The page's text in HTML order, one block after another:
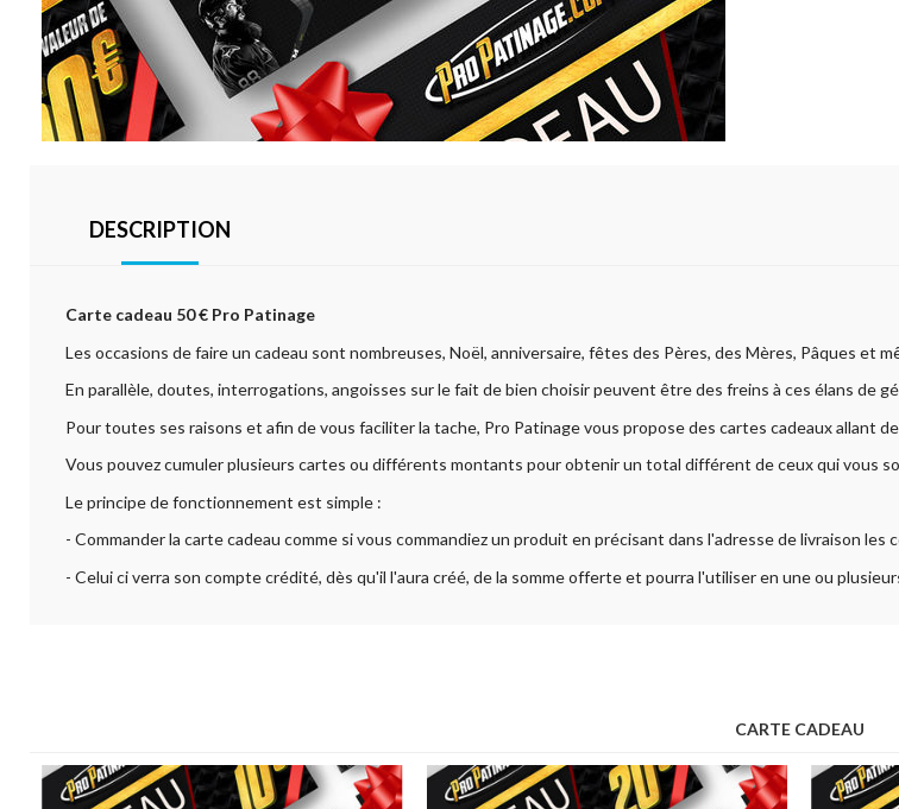
DESCRIPTION
Carte cadeau 50 € Pro Patinage
Les occasions de faire un cadeau sont nombreuses, Noël, anniversaire, fêtes des Pères, des Mères, Pâques et
En parallèle, doutes, interrogations, angoisses sur le fait de bien choisir peuvent être des freins à ces élans de
Pour toutes ses raisons et afin de vous faciliter la tache, Pro Patinage vous propose des cartes cadeaux allant
Vous pouvez cumuler plusieurs cartes ou différents montants pour obtenir un total différent de ceux qui vous
Le principe de fonctionnement est simple :
- Commander la carte cadeau comme si vous commandiez un produit en précisant dans l'adresse de livraison
- Celui ci verra son compte crédité, dès qu'il l'aura créé, de la somme offerte et pourra l'utiliser en une ou
CARTE CADEAU